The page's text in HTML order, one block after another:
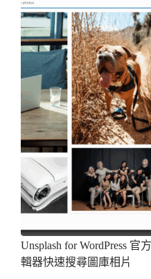
Unsplash for WordPress
輯器快速搜尋圖庫相片